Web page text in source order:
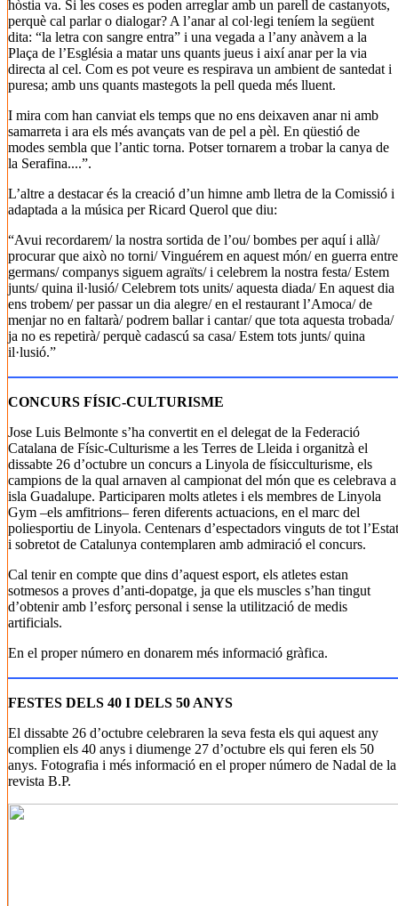
hòstia va. Si les coses es poden arreglar amb un parell de castanyots,
perquè cal parlar o dialogar? A l’anar al col·legi teníem la següent
dita: “la letra con sangre entra” i una vegada a l’any anàvem a la
Plaça de l’Església a matar uns quants jueus i així anar per la via
directa al cel. Com es pot veure es respirava un ambient de santedat i
puresa; amb uns quants mastegots la pell queda més lluent.
I mira com han canviat els temps que no ens deixaven anar ni amb
samarreta i ara els més avançats van de pel a pèl. En qüestió de
modes sembla que l’antic torna. Potser tornarem a trobar la canya de
la Serafina....”.
L’altre a destacar és la creació d’un himne amb lletra de la Comissió i
adaptada a la música per Ricard Querol que diu:
“Avui recordarem/ la nostra sortida de l’ou/ bombes per aquí i allà/
procurar que això no torni/ Vinguérem en aquest món/ en guerra entre
germans/ companys siguem agraïts/ i celebrem la nostra festa/ Estem
junts/ quina il·lusió/ Celebrem tots units/ aquesta diada/ En aquest dia
ens trobem/ per passar un dia alegre/ en el restaurant l’Amoca/ de
menjar no en faltarà/ podrem ballar i cantar/ que tota aquesta trobada/
ja no es repetirà/ perquè cadascú sa casa/ Estem tots junts/ quina
il·lusió.”
CONCURS FÍSIC-CULTURISME
Jose Luis Belmonte s’ha convertit en el delegat de la Federació
Catalana de Físic-Culturisme a les Terres de Lleida i organitzà el
dissabte 26 d’octubre un concurs a Linyola de físicculturisme, els
campions de la qual arnaven al campionat del món que es celebrava a
isla Guadalupe. Participaren molts atletes i els membres de Linyola
Gym –els amfitrions– feren diferents actuacions, en el marc del
poliesportiu de Linyola. Centenars d’espectadors vinguts de tot l’Estat
i sobretot de Catalunya contemplaren amb admiració el concurs.
Cal tenir en compte que dins d’aquest esport, els atletes estan
sotmesos a proves d’anti-dopatge, ja que els muscles s’han tingut
d’obtenir amb l’esforç personal i sense la utilització de medis
artificials.
En el proper número en donarem més informació gràfica.
FESTES DELS 40 I DELS 50 ANYS
El dissabte 26 d’octubre celebraren la seva festa els qui aquest any
complien els 40 anys i diumenge 27 d’octubre els qui feren els 50
anys. Fotografia i més informació en el proper número de Nadal de la
revista B.P.